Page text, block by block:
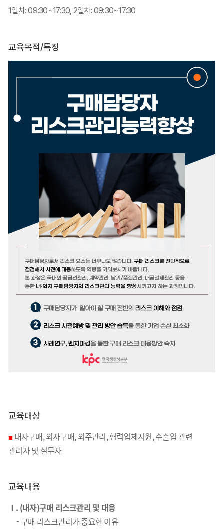
1일차: 09:30~17:30, 2일차: 09:30~17:30
교육목적/특징
교육대상
■ 내자구매, 외자구매, 외주관리, 협력업체지원, 수출입 관련
관리자 및 실무자
교육내용
Ⅰ. (내자)구매 리스크관리 및 대응
- 구매 리스크관리가 중요한 이유